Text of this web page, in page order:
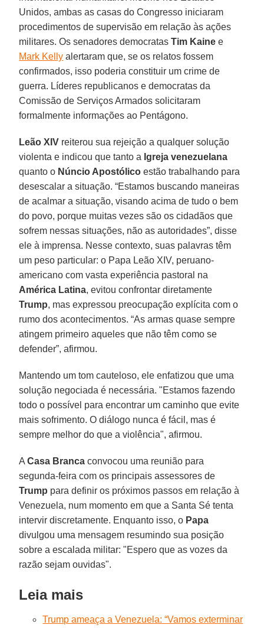
Unidos, ambas as casas do Congresso iniciaram
procedimentos de supervisão em relação às ações
militares. Os senadores democratasTim Kaine e
Mark Kelly alertaram que, se os relatos fossem
confirmados, isso poderia constituir um crime de
guerra. Líderes republicanos e democratas da
Comissão de Serviços Armados solicitaram
formalmente informações ao Pentágono.
Leão XIV reiterou sua rejeição a qualquer solução
violenta e indicou que tanto a Igreja venezuelana
quanto o Núncio Apostólico estão trabalhando para
desescalar a situação. “Estamos buscando maneiras
de acalmar a situação, visando acima de tudo o bem
do povo, porque muitas vezes são os cidadãos que
sofrem nessas situações, não as autoridades”, disse
ele à imprensa. Nesse contexto, suas palavras têm
um peso particular: o Papa Leão XIV, peruano-
americano com vasta experiência pastoral na
América Latina, evitou confrontar diretamente
Trump, mas expressou preocupação explícita com o
rumo dos acontecimentos. “As armas quase sempre
atingem primeiro aqueles que não têm como se
defender”, afirmou.
Mantendo um tom cauteloso, ele enfatizou que uma
solução negociada é necessária. "Estamos fazendo
todo o possível para encontrar um caminho que evite
mais sofrimento. O diálogo nunca é fácil, mas é
sempre melhor do que a violência", afirmou.
ACasa Branca convocou uma reunião para
segunda-feira com os principais assessores de
Trump para definir os próximos passos em relação à
Venezuela, num momento em que a Santa Sé tenta
intervir discretamente. Enquanto isso, o Papa
divulgou uma mensagem resumindo sua posição
sobre a escalada militar: "Espero que as vozes da
razão sejam ouvidas".
Leia mais
Trump ameaça a Venezuela: “Vamos exterminar